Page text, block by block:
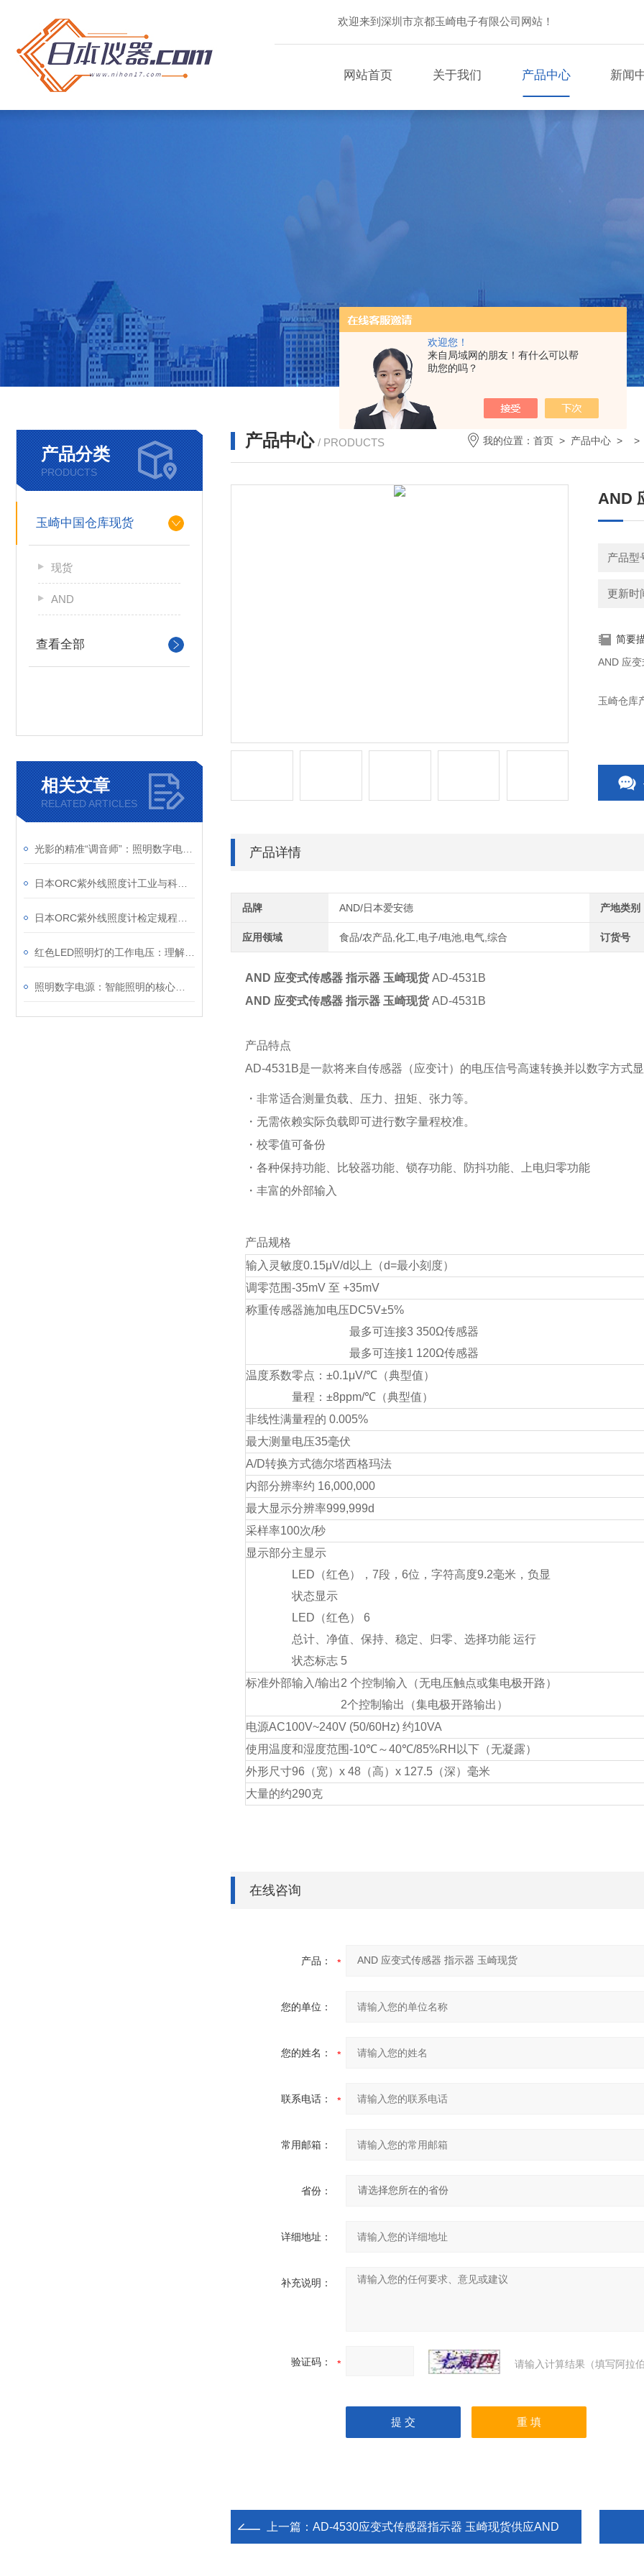
欢迎您！
来自局域网的朋友！有什么可以帮
助您的吗？
欢迎来到深圳市京都玉崎电子有限公司网站！
网站首页 关于我们 产品中心 新闻
产品分类
PRODUCTS
玉崎中国仓库现货
现货
AND
查看全部
相关文章
RELATED ARTICLES
产品中心 / PRODUCTS 我的位置： 首页 > 产品中心 > >
AND
产品型
更新时
简要
AND 应
玉崎仓库
产品详情
品牌 AND/日本爱安德 产地类别
应用领域 食品/农产品,化工,电子/电池,电气,综合 订货号
AND 应变式传感器 指示器 玉崎现货AD-4531B
AND 应变式传感器 指示器 玉崎现货AD-4531B
产品特点
AD-4531B是一款将来自传感器（应变计）的电压信号高速转换并以数字方式显
・非常适合测量负载、压力、扭矩、张力等。
・无需依赖实际负载即可进行数字量程校准。
・校零值可备份
・各种保持功能、比较器功能、锁存功能、防抖功能、上电归零功能
・丰富的外部输入
产品规格
输入灵敏度0.15μV/d以上（d=最小刻度）
调零范围-35mV 至 +35mV
称重传感器施加电压DC5V±5%
最多可连接3 350Ω传感器
最多可连接1 120Ω传感器
温度系数零点：±0.1μV/℃（典型值）
量程：±8ppm/℃（典型值）
非线性满量程的 0.005%
最大测量电压35毫伏
A/D转换方式德尔塔西格玛法
内部分辨率约 16,000,000
最大显示分辨率999,999d
采样率100次/秒
显示部分主显示
LED（红色），7段，6位，字符高度9.2毫米，负显
状态显示
LED（红色） 6
总计、净值、保持、稳定、归零、选择功能 运行
状态标志 5
标准外部输入/输出2 个控制输入（无电压触点或集电极开路）
2个控制输出（集电极开路输出）
电源AC100V~240V (50/60Hz) 约10VA
使用温度和湿度范围-10℃～40℃/85%RH以下（无凝露）
外形尺寸96（宽）x 48（高）x 127.5（深）毫米
大量的约290克
在线咨询
产品：
您的单位：
您的姓名：
联系电话：
常用邮箱：
省份：
详细地址：
补充说明：
验证码： 请输入计算结果（填写阿拉
上一篇： AD-4530应变式传感器指示器 玉崎现货供应AND